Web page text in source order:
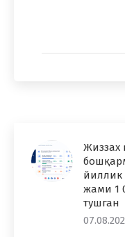
Жиззах
йиллик
жами 1
тушган